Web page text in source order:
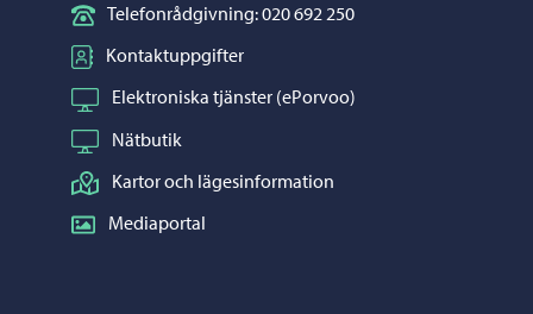
Telefonrådgivning: 020 692 250
Kontaktuppgifter
Elektroniska tjänster (ePorvoo)
Nätbutik
Kartor och lägesinformation
Mediaportal